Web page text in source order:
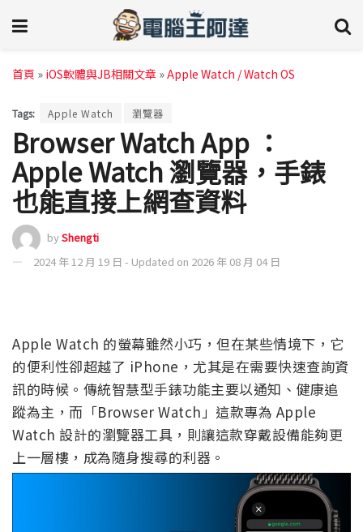
首頁 » iOS軟體與JB相關文章 »Apple Watch / Watch OS
Tags: Apple Watch 瀏覽器
Browser Watch App ：
Apple Watch 瀏覽器，手錶
也能直接上網查資料
byShengti
2024 年 12 月 19 日 - Updated on 2026 年 08 月 04 日
Apple Watch 的螢幕雖然小巧，但在某些情境下，它
的便利性卻超越了 iPhone，尤其是在需要快速查詢資
訊的時候。傳統智慧型手錶功能主要以通知、健康追
蹤為主，而「Browser Watch」這款專為 Apple
Watch 設計的瀏覽器工具，則讓這款穿戴設備能夠更
上一層樓，成為隨身搜尋的利器。